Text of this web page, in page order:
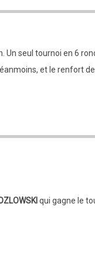
Un seul tournoi en 6
et le renfort
qui gagne le